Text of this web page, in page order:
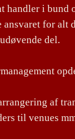
handler i bund
ansvaret for alt
del.
af
til venues